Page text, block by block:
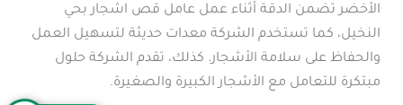
الأخضر تضمن الدقة أثناء عمل عامل قص اشجار بحي
النخيل، كما تستخدم الشركة معدات حديثة لتسهيل العمل
والحفاظ على سلامة الأشجار. كذلك، تقدم الشركة حلول
مبتكرة للتعامل مع الأشجار الكبيرة والصغيرة.